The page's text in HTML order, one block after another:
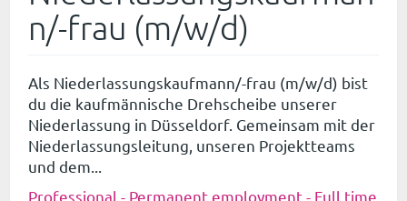
n/-frau (m/w/d)
Als Niederlassungskaufmann/-frau (m/w/d) bist
du die kaufmännische Drehscheibe unserer
Niederlassung in Düsseldorf. Gemeinsam mit der
Niederlassungsleitung, unseren Projektteams
und dem...
Professional - Permanent employment - Full time